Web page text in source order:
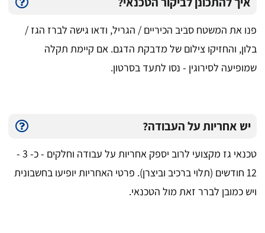
פנו את המשטח סביב הכיריים / הגריל, ודאו גישה לברז הגז /
בלון, והחזיקו צילום של מדבקת הדגם. אם קיימת תקלה
שמופיעה לסירוגין - נסו לתעד בסרטון.
יש אחריות על העבודה?
טכנאי גז מקצועי לרוב יספק אחריות על עבודה וחלקים - כ- 3 -
12 חודשים (תלוי ברכיב וביצרן). פרטי האחריות יופיעו בחשבונית
ויש כמובן לברר זאת מול הטכנאי.